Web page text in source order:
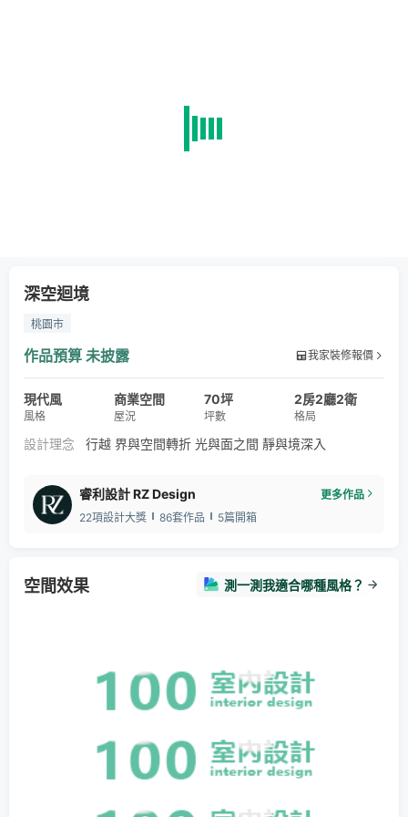
深空迴境
桃園市
作品預算 未披露 我家裝修報價
現代風
風格
商業空間
屋況
70坪
坪數
2房2廳2衛
格局
設計理念 行越 界與空間轉折 光與面之間 靜與境深入
睿利設計 RZ Design
更多作品
22項設計大獎
86套作品 5篇開箱
空間效果 測一測我適合哪種風格？